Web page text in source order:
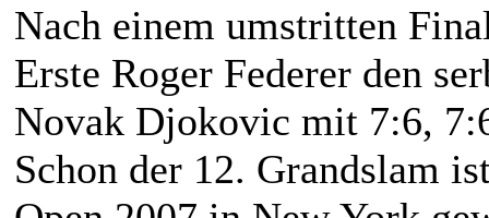
Nach einem umstritten
Erste Roger Federer den
Novak Djokovic mit 7:6,
Schon der 12. Grandslam